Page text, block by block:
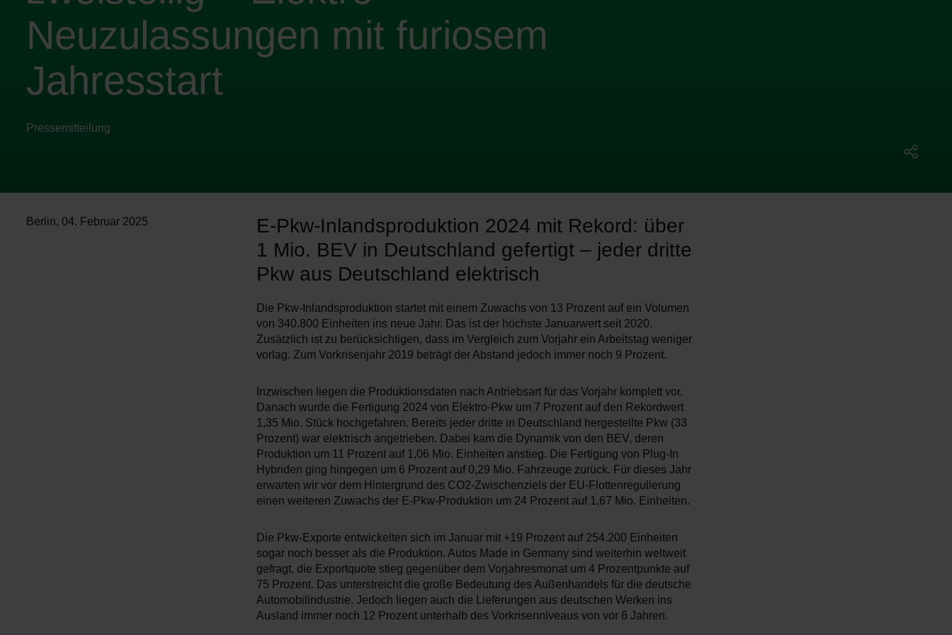
Neuzulassungen mit furiosem
Jahresstart
Pressemitteilung
Berlin, 04. Februar 2025
E-Pkw-Inlandsproduktion 2024 mit Rekord: über
1 Mio. BEV in Deutschland gefertigt – jeder dritte
Pkw aus Deutschland elektrisch
Die Pkw-Inlandsproduktion startet mit einem Zuwachs von 13 Prozent auf ein Volumen
von 340.800 Einheiten ins neue Jahr. Das ist der höchste Januarwert seit 2020.
Zusätzlich ist zu berücksichtigen, dass im Vergleich zum Vorjahr ein Arbeitstag weniger
vorlag. Zum Vorkrisenjahr 2019 beträgt der Abstand jedoch immer noch 9 Prozent.
Inzwischen liegen die Produktionsdaten nach Antriebsart für das Vorjahr komplett vor.
Danach wurde die Fertigung 2024 von Elektro-Pkw um 7 Prozent auf den Rekordwert
1,35 Mio. Stück hochgefahren. Bereits jeder dritte in Deutschland hergestellte Pkw (33
Prozent) war elektrisch angetrieben. Dabei kam die Dynamik von den BEV, deren
Produktion um 11 Prozent auf 1,06 Mio. Einheiten anstieg. Die Fertigung von Plug-In
Hybriden ging hingegen um 6 Prozent auf 0,29 Mio. Fahrzeuge zurück. Für dieses Jahr
erwarten wir vor dem Hintergrund des CO2-Zwischenziels der EU-Flottenregulierung
einen weiteren Zuwachs der E-Pkw-Produktion um 24 Prozent auf 1,67 Mio. Einheiten.
Die Pkw-Exporte entwickelten sich im Januar mit +19 Prozent auf 254.200 Einheiten
sogar noch besser als die Produktion. Autos Made in Germany sind weiterhin weltweit
gefragt, die Exportquote stieg gegenüber dem Vorjahresmonat um 4 Prozentpunkte auf
75 Prozent. Das unterstreicht die große Bedeutung des Außenhandels für die deutsche
Automobilindustrie. Jedoch liegen auch die Lieferungen aus deutschen Werken ins
Ausland immer noch 12 Prozent unterhalb des Vorkrisenniveaus von vor 6 Jahren.